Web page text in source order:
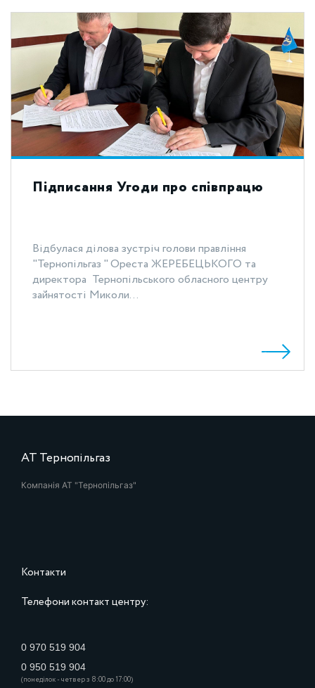
Підписання Угоди про співпрацю
Відбулася ділова зустріч голови правління
"Тернопільгаз " Ореста ЖЕРЕБЕЦЬКОГО та
директора Тернопільського обласного центру
зайнятості Миколи...
АТ Тернопільгаз
Компанія АТ "Тернопільгаз"
Контакти
Телефони контакт центру:
0 970 519 904
0 950 519 904
(понеділок - четвер з 8:00 до 17:00)